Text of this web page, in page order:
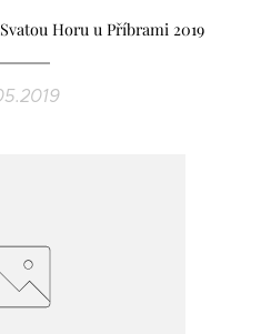
Horu u Příbrami 2019